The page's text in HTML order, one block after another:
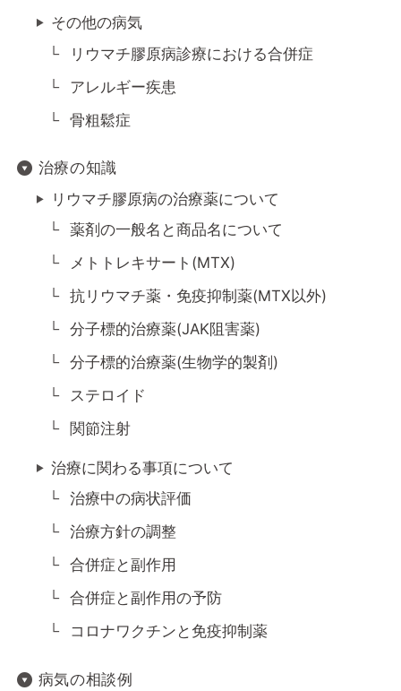
その他の病気
リウマチ膠原病診療における合併症
アレルギー疾患
骨粗鬆症
治療の知識
リウマチ膠原病の治療薬について
薬剤の一般名と商品名について
メトトレキサート(MTX)
抗リウマチ薬・免疫抑制薬(MTX以外)
分子標的治療薬(JAK阻害薬)
分子標的治療薬(生物学的製剤)
ステロイド
関節注射
治療に関わる事項について
治療中の病状評価
治療方針の調整
合併症と副作用
合併症と副作用の予防
コロナワクチンと免疫抑制薬
病気の相談例